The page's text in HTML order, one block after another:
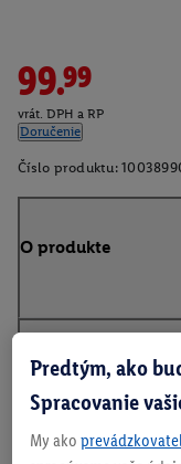
99.99
vrát. DPH a RP
Doručenie
Číslo produktu:
O produkte
Na stiahnutie
Predtým, ako
Spracovanie
My ako